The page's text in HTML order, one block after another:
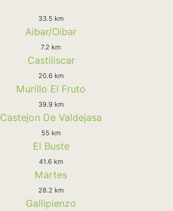
33.5 km
Aibar/Oibar
7.2 km
Castiliscar
20.6 km
Murillo El Fruto
39.9 km
Castejon De Valdejasa
55 km
El Buste
41.6 km
Martes
28.2 km
Gallipienzo